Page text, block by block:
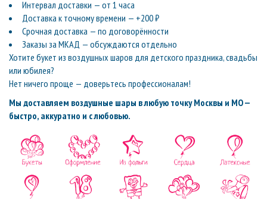
Интервал доставки — от 1 часа
Доставка к точному времени — +200 ₽
Срочная доставка — по договорённости
Заказы за МКАД — обсуждаются отдельно
Хотите букет из воздушных шаров для детского праздника, свадьбы
или юбилея?
Нет ничего проще — доверьтесь профессионалам!
Мы доставляем воздушные шары в любую точку Москвы и МО —
быстро, аккуратно и с любовью.